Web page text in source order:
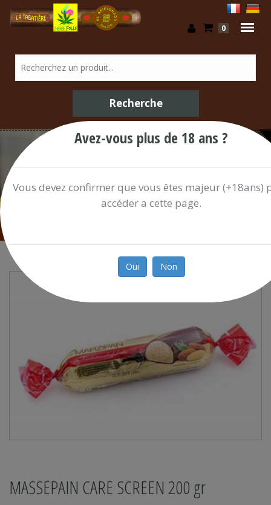
0
Confiserie / Shop
MASSEPAIN CARE SCREEN 200 gr
Avez-vous plus de 18 ans ?
Vous devez confirmer que vous êtes majeur (+18ans)
accéder a cette page.
Oui Non